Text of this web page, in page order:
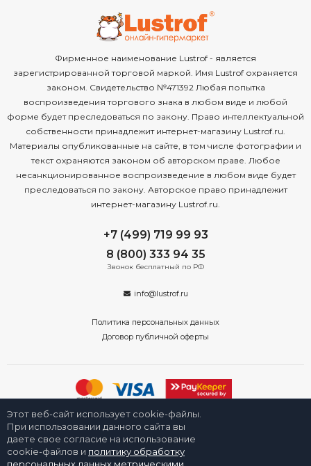
Фирменное наименование Lustrof - является
зарегистрированной торговой маркой. Имя Lustrof охраняется
законом. Свидетельство №471392 Любая попытка
воспроизведения торгового знака в любом виде и любой
форме будет преследоваться по закону. Право интеллектуальной
собственности принадлежит интернет-магазину Lustrof.ru.
Материалы опубликованные на сайте, в том числе фотографии и
текст охраняются законом об авторском праве. Любое
несанкционированное воспроизведение в любом виде будет
преследоваться по закону. Авторское право принадлежит
интернет-магазину Lustrof.ru.
+7 (499) 719 99 93
8 (800) 333 94 35
Звонок бесплатный по РФ
info@lustrof.ru
Политика персональных данных
Договор публичной оферты
2008-2026 © Интернет-магазин «Люстроф» в Санкт-Петербурге -
приборы освещения для дома и улицы. Все права защищены.
Этот веб-сайт использует cookie-файлы.
При использовании данного сайта вы
даете свое согласие на использование
cookie-файлов и политику обработку